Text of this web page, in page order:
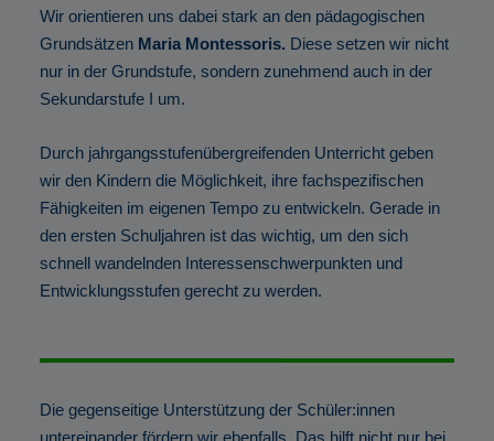
Wir orientieren uns dabei stark an den pädagogischen
Grundsätzen Maria Montessoris. Diese setzen wir nicht
nur in der Grundstufe, sondern zunehmend auch in der
Sekundarstufe I um.
Durch jahrgangsstufenübergreifenden Unterricht geben
wir den Kindern die Möglichkeit, ihre fachspezifischen
Fähigkeiten im eigenen Tempo zu entwickeln. Gerade in
den ersten Schuljahren ist das wichtig, um den sich
schnell wandelnden Interessenschwerpunkten und
Entwicklungsstufen gerecht zu werden.
Die gegenseitige Unterstützung der Schüler:innen